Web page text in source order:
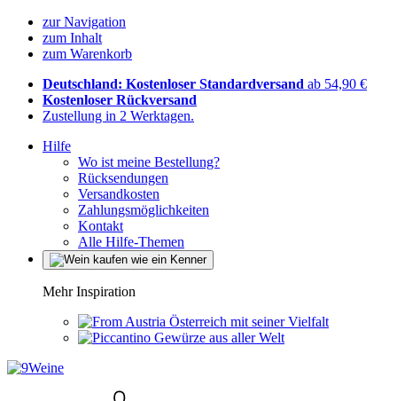
zur Navigation
zum Inhalt
zum Warenkorb
Deutschland: Kostenloser Standardversand ab 54,90 €
Kostenloser Rückversand
Zustellung in 2 Werktagen.
Hilfe
Wo ist meine Bestellung?
Rücksendungen
Versandkosten
Zahlungsmöglichkeiten
Kontakt
Alle Hilfe-Themen
Mehr Inspiration
Österreich mit seiner Vielfalt
Gewürze aus aller Welt